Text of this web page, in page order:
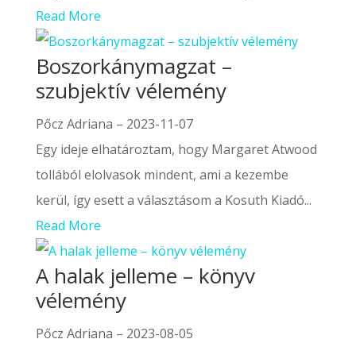
Read More
Boszorkánymagzat –
szubjektív vélemény
Pőcz Adriana – 2023-11-07
Egy ideje elhatároztam, hogy Margaret Atwood
tollából elolvasok mindent, ami a kezembe
kerül, így esett a választásom a Kosuth Kiadó...
Read More
A halak jelleme – könyv
vélemény
Pőcz Adriana – 2023-08-05